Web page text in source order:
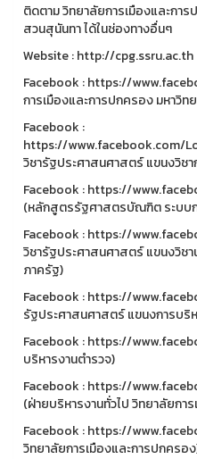
ติดตาม วิทยาลัยการเมืองและกา
สวนสุนันทา ได้ในช่องทางอื่นๆ
Website : http://cpg.ssru.ac.th
Facebook : https://
การเมืองและการปกครอง มหาวิ
Facebook :
https://www.facebook.com/
วิชารัฐประศาสนศาสตร์ แขนงวิช
Facebook : https://
(หลักสูตรรัฐศาสตรบัณฑิต ระบบก
Facebook : https://
วิชารัฐประศาสนศาสตร์ แขนงวิช
ภาครัฐ)
Facebook : https://
รัฐประศาสนศาสตร์ แขนงการบริ
Facebook : https://
บริหารงานตำรวจ)
Facebook : https://
(ฝ่ายบริหารงานทั่วไป วิทยาลัยกา
Facebook : https://
วิทยาลัยการเมืองและการปกครอ